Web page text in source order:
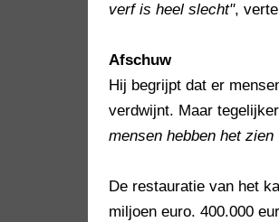
verf is heel slecht",
Afschuw
Hij begrijpt dat er
verdwijnt. Maar
mensen hebben het
De restauratie van het
miljoen euro. 400.000